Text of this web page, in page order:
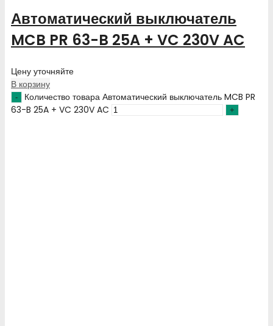
Автоматический выключатель
MCB PR 63-B 25A + VC 230V AC
Цену уточняйте
В корзину
Количество товара Автоматический выключатель MCB PR
63-B 25A + VC 230V AC